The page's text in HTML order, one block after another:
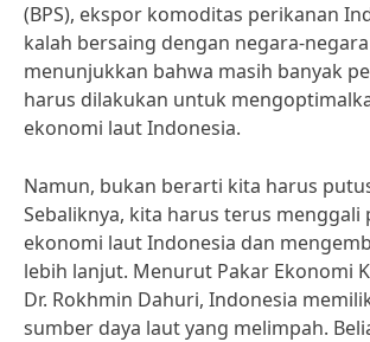
(BPS), ekspor komoditas perikanan
kalah bersaing dengan negara-
menunjukkan bahwa masih banyak
harus dilakukan untuk
ekonomi laut Indonesia.
Namun, bukan berarti kita harus
Sebaliknya, kita harus terus menggali
ekonomi laut Indonesia dan
lebih lanjut. Menurut Pakar Ekonomi
Dr. Rokhmin Dahuri, Indonesia
sumber daya laut yang melimpah.